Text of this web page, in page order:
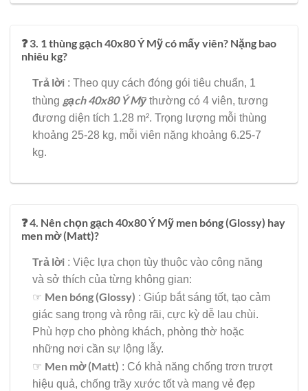
❓ 3. 1 thùng gạch 40x80 Ý Mỹ có mấy viên? Nặng bao
nhiêu kg?
Trả lời : Theo quy cách đóng gói tiêu chuẩn, 1
thùng gạch 40x80 Ý Mỹthường có 4 viên, tương
đương diện tích 1.28 m². Trọng lượng mỗi thùng
khoảng 25-28 kg, mỗi viên nặng khoảng 6.25-7
kg.
❓ 4. Nên chọn gạch 40x80 Ý Mỹ men bóng (Glossy) hay
men mờ (Matt)?
Trả lời : Việc lựa chọn tùy thuộc vào công năng
và sở thích của từng không gian:
☞ Men bóng (Glossy) : Giúp bắt sáng tốt, tạo cảm
giác sang trọng và rộng rãi, cực kỳ dễ lau chùi.
Phù hợp cho phòng khách, phòng thờ hoặc
những nơi cần sự lộng lẫy.
☞ Men mờ (Matt) : Có khả năng chống trơn trượt
hiệu quả, chống trầy xước tốt và mang vẻ đẹp